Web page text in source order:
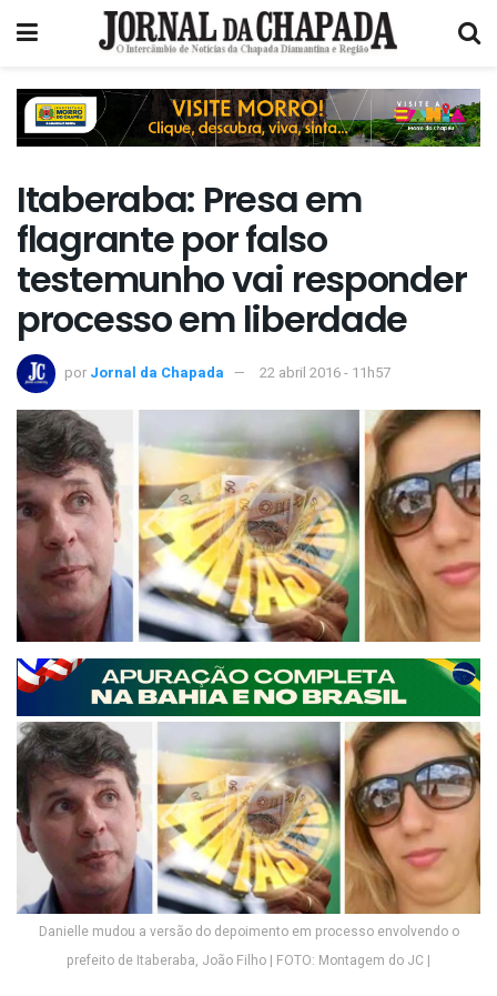
Itaberaba: Presa em
flagrante por falso
testemunho vai responder
processo em liberdade
por Jornal da Chapada 22 abril 2016 - 11h57
Danielle mudou a versão do depoimento em processo envolvendo o
prefeito de Itaberaba, João Filho | FOTO: Montagem do JC |